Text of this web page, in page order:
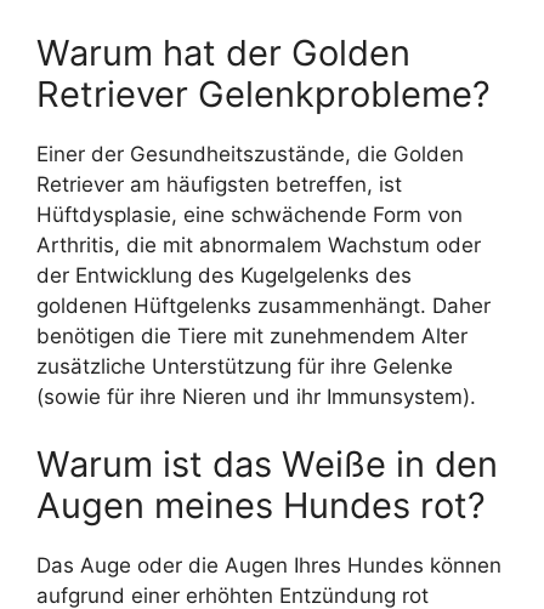
Warum hat der Golden
Retriever Gelenkprobleme?
Einer der Gesundheitszustände, die Golden
Retriever am häufigsten betreffen, ist
Hüftdysplasie, eine schwächende Form von
Arthritis, die mit abnormalem Wachstum oder
der Entwicklung des Kugelgelenks des
goldenen Hüftgelenks zusammenhängt. Daher
benötigen die Tiere mit zunehmendem Alter
zusätzliche Unterstützung für ihre Gelenke
(sowie für ihre Nieren und ihr Immunsystem).
Warum ist das Weiße in den
Augen meines Hundes rot?
Das Auge oder die Augen Ihres Hundes können
aufgrund einer erhöhten Entzündung rot